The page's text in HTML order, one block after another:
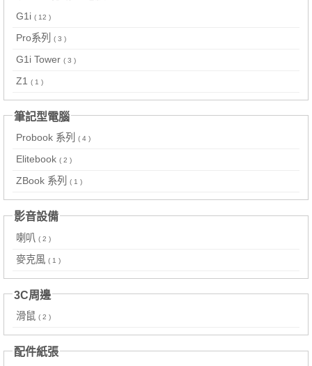
G1i ( 12 )
Pro系列 ( 3 )
G1i Tower ( 3 )
Z1 ( 1 )
筆記型電腦
Probook 系列 ( 4 )
Elitebook ( 2 )
ZBook 系列 ( 1 )
影音設備
喇叭 ( 2 )
麥克風 ( 1 )
3C周邊
滑鼠 ( 2 )
配件紙張